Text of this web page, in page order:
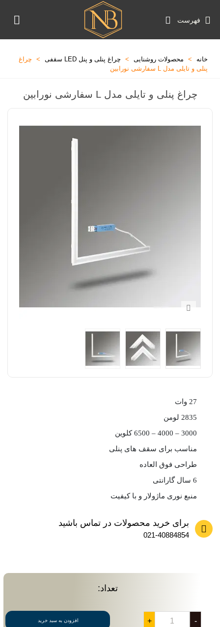
فهرست
خانه > محصولات روشنایی > چراغ پنلی و پنل LED سقفی >
چراغ
پنلی و تایلی مدل L سفارشی نورابین
چراغ پنلی و تایلی مدل L سفارشی نورابین
27 وات
2835 لومن
3000 – 4000 – 6500 کلوین
مناسب برای سقف های پنلی
طراحی فوق العاده
6 سال گارانتی
منبع نوری ماژولار و با کیفیت
برای خرید محصولات در تماس باشید
021-40884854
تعداد:
-
+ افزودن به سبد خرید